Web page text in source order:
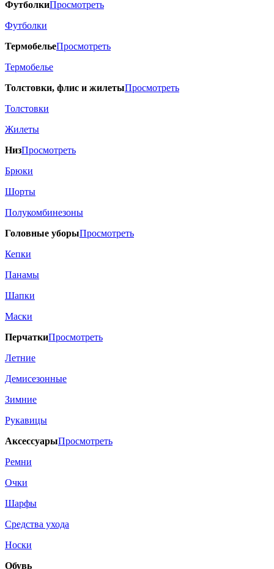
ФутболкиПросмотреть
Футболки
ТермобельеПросмотреть
Термобелье
Толстовки, флис и жилетыПросмотреть
Толстовки
Жилеты
НизПросмотреть
Брюки
Шорты
Полукомбинезоны
Головные уборыПросмотреть
Кепки
Панамы
Шапки
Маски
ПерчаткиПросмотреть
Летние
Демисезонные
Зимние
Рукавицы
АксессуарыПросмотреть
Ремни
Очки
Шарфы
Средства ухода
Носки
Обувь